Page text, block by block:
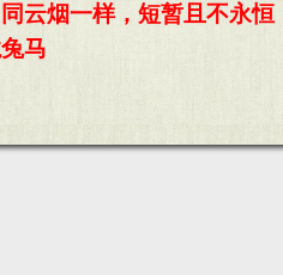
云烟一样，短暂且不永恒
马